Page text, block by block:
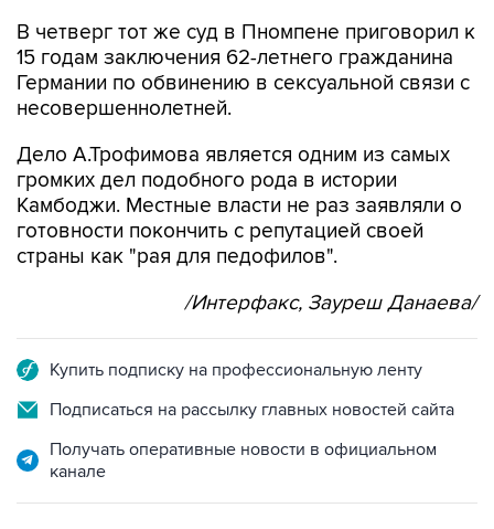
В четверг тот же суд в Пномпене приговорил к
15 годам заключения 62-летнего гражданина
Германии по обвинению в сексуальной связи с
несовершеннолетней.
Дело А.Трофимова является одним из самых
громких дел подобного рода в истории
Камбоджи. Местные власти не раз заявляли о
готовности покончить с репутацией своей
страны как "рая для педофилов".
/Интерфакс, Зауреш Данаева/
Купить подписку на профессиональную ленту
Подписаться на рассылку главных новостей сайта
Получать оперативные новости в официальном
канале